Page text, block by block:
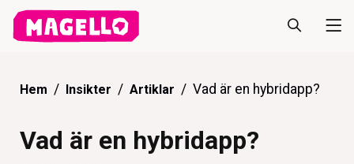
Hem Insikter Artiklar Vad är en hybridapp?
Vad är en hybridapp?